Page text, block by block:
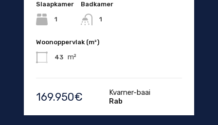
Slaapkamer
1
Badkamer
1
Woonoppervlak (m²)
43 m²
169.950€
Kvarner-baai
Rab